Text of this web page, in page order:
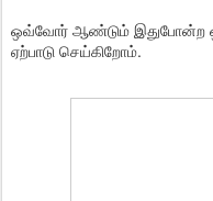
ஒவ்வோர் ஆண்டும் இதுபோன்ற
ஏற்பாடு செய்கிறோம்.